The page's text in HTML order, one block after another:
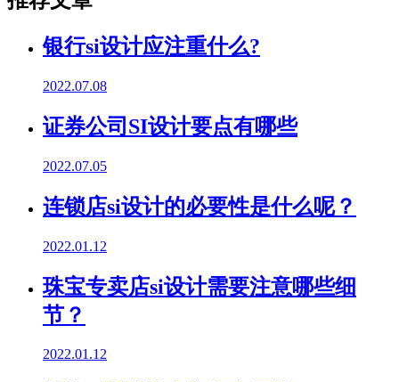
银行si设计应注重什么?
2022.07.08
证券公司SI设计要点有哪些
2022.07.05
连锁店si设计的必要性是什么呢？
2022.01.12
珠宝专卖店si设计需要注意哪些细
节？
2022.01.12